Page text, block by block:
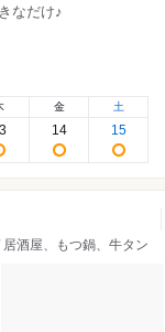
なだけ♪
金
14
土
15
居酒屋、もつ鍋、牛タン